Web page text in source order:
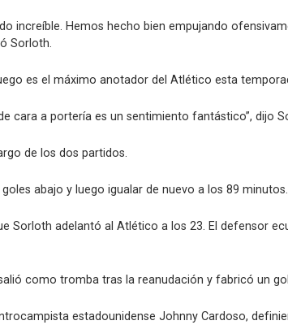
increíble. Hemos hecho bien empujando
Sorloth.
es el máximo anotador del Atlético esta
cara a portería es un sentimiento fantástico”, dijo
de los dos partidos.
abajo y luego igualar de nuevo a los 89 minutos.
Sorloth adelantó al Atlético a los 23. El defensor
como tromba tras la reanudación y fabricó un
estadounidense Johnny Cardoso,